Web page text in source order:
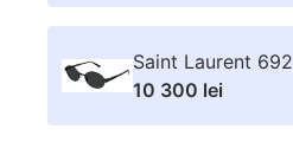
Saint Laurent 692
10 300 lei